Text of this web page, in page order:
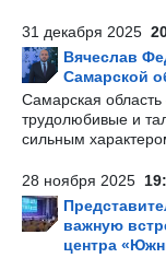
31 декабря 2025
Вячеслав
Самарской
Самарская область
трудолюбивые и
сильным
28 ноября 2025
важную
центра